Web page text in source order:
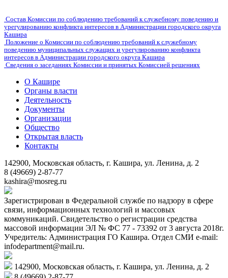
Состав Комиссии по соблюдению требований к служебному поведению и
урегулированию конфликта интересов в Администрации городского округа
Кашира
Положение о Комиссии по соблюдению требований к служебному
поведению муниципальных служащих и урегулированию конфликта
интересов в Администрации городского округа Кашира
Сведения о заседаниях Комиссии и принятых Комиссией решениях
О Кашире
Органы власти
Деятельность
Документы
Организации
Общество
Открытая власть
Контакты
142900, Московская область, г. Кашира, ул. Ленина, д. 2
8 (49669) 2-87-77
kashira@mosreg.ru
Зарегистрирован в Федеральной службе по надзору в сфере
связи, информационных технологий и массовых
коммуникаций. Свидетельство о регистрации средства
массовой информации ЭЛ № ФС 77 - 73392 от 3 августа 2018г.
Учредитель: Администрация ГО Кашира. Отдел СМИ e-mail:
infodepartment@mail.ru.
142900, Московская область, г. Кашира, ул. Ленина, д. 2